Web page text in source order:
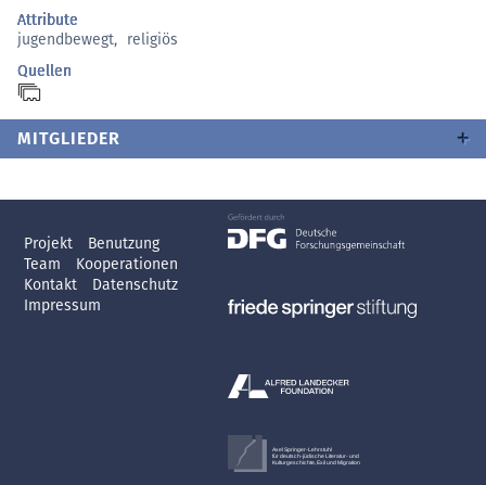
Attribute
jugendbewegt, religiös
Quellen
MITGLIEDER
Projekt
Benutzung
Team
Kooperationen
Kontakt
Datenschutz
Impressum
Axel Springer-Lehrstuhl
für deutsch-jüdische Literatur- und
Kulturgeschichte, Exil und Migration